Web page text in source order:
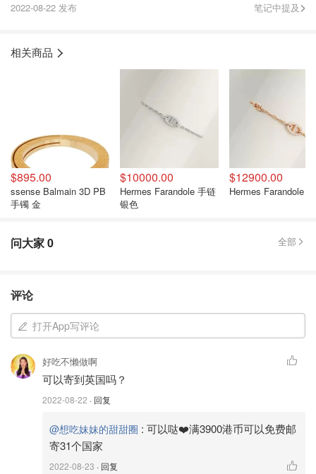
2022-08-22 发布
笔记中提及
相关商品
$895.00
ssense Balmain 3D PB
手镯 金
$10000.00
Hermes Farandole 手链
银色
$12900.00
Hermes Farandole
问大家0 全部
评论
打开App写评论
好吃不懒做啊
可以寄到英国吗？
2022-08-22 · 回复
@想吃妹妹的甜甜圈 : 可以哒❤️满3900港币可以免费邮
寄31个国家
2022-08-23 · 回复